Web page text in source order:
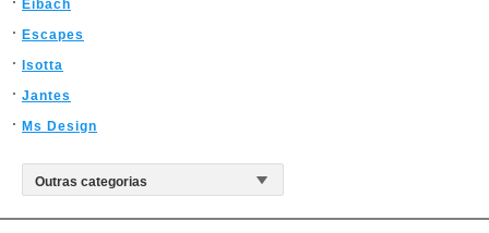
Eibach
Escapes
Isotta
Jantes
Ms Design